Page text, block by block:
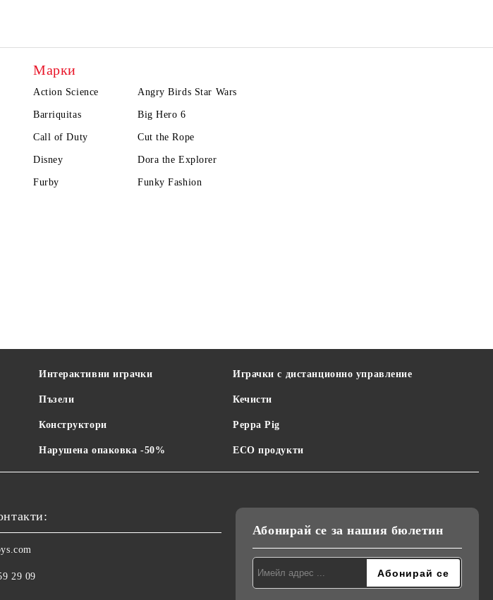
Марки
Action Science Angry Birds Star Wars
Barriquitas Big Hero 6
Call of Duty Cut the Rope
Disney Dora the Explorer
Furby Funky Fashion
Интерактивни играчки
Пъзели
Конструктори
Нарушена опаковка -50%
Играчки с дистанционно управление
Кечисти
Peppa Pig
ECO продукти
29 09
Абонирай се за нашия бюлетин